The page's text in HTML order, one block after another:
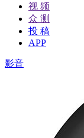
视 频
众 测
投 稿
APP
影音